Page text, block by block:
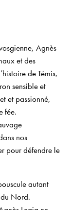
Agnès
et des
de Témis,
sensible et
et passionné,
fée.
nos
pour défendre le
autant
Nord.